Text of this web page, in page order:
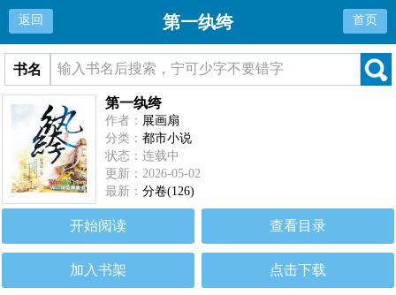
返回 第一纨绔 首页
书名
第一纨绔
作者： 展画扇
分类：都市小说
状态：连载中
更新：2026-05-02
最新：分卷(126)
开始阅读 查看目录
加入书架 点击下载